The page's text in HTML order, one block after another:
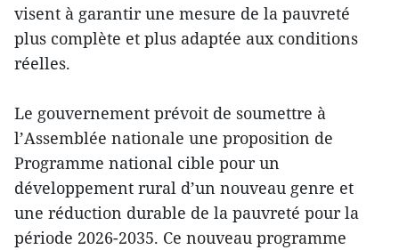
visent à garantir une mesure de la pauvreté
plus complète et plus adaptée aux conditions
réelles.
Le gouvernement prévoit de soumettre à
l’Assemblée nationale une proposition de
Programme national cible pour un
développement rural d’un nouveau genre et
une réduction durable de la pauvreté pour la
période 2026-2035. Ce nouveau programme